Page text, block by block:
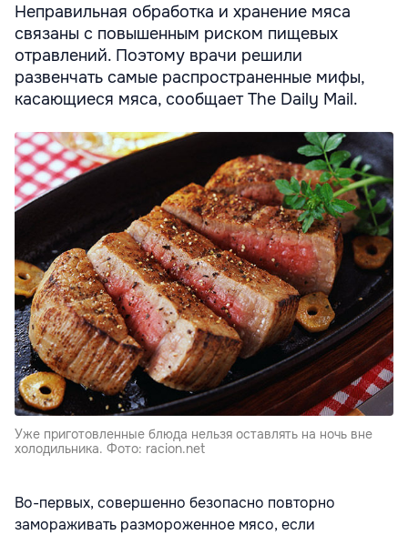
Неправильная обработка и хранение мяса
связаны с повышенным риском пищевых
отравлений. Поэтому врачи решили
развенчать самые распространенные мифы,
касающиеся мяса, сообщает The Daily Mail.
Уже приготовленные блюда нельзя оставлять на ночь вне
холодильника. Фото: racion.net
Во-первых, совершенно безопасно повторно
замораживать размороженное мясо, если